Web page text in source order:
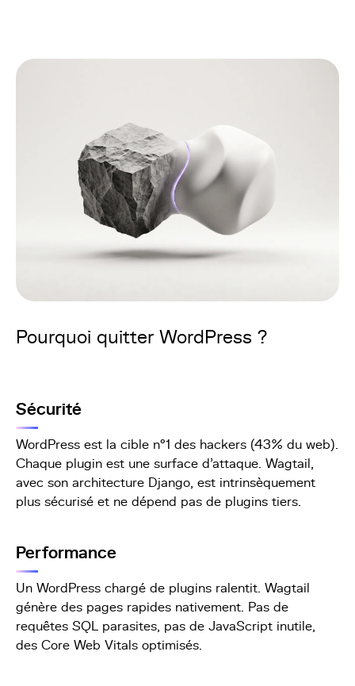
Pourquoi quitter WordPress ?
Sécurité
WordPress est la cible n°1 des hackers (43% du web).
Chaque plugin est une surface d'attaque. Wagtail,
avec son architecture Django, est intrinsèquement
plus sécurisé et ne dépend pas de plugins tiers.
Performance
Un WordPress chargé de plugins ralentit. Wagtail
génère des pages rapides nativement. Pas de
requêtes SQL parasites, pas de JavaScript inutile,
des Core Web Vitals optimisés.